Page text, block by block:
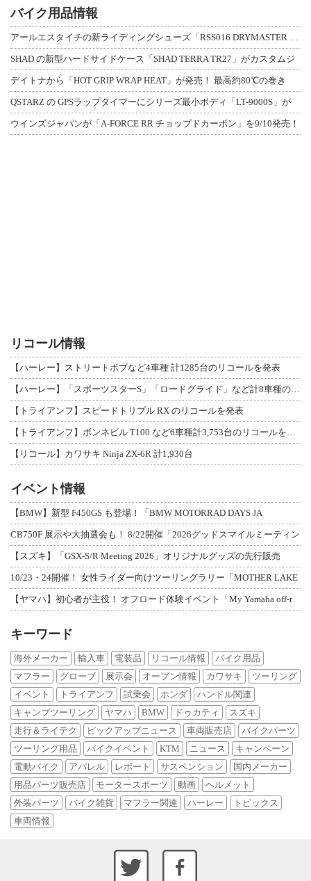
バイク用品情報
SHAD の新型ハードサイドケース「SHAD TERRA TR27」がカスタムジ
デイトナから「HOT GRIP WRAP HEAT」が発売！ 最高約80℃の巻き
QSTARZ の GPSラップタイマーにシリーズ最小ボディ「LT-9000S」が
ウインズジャパンが「A-FORCE RR チョップドカーボン」を9/10発売！
リコール情報
【ハーレー】ストリートボブなど4車種 計1285台のリコールを発表
【トライアンフ】スピードトリプル RX のリコールを発表
【リコール】カワサキ Ninja ZX-6R 計1,930台
イベント情報
【BMW】新型 F450GS も登場！「BMW MOTORRAD DAYS JA
CB750F 展示や大抽選会も！ 8/22開催「2026グッドスマイルミーティン
【スズキ】「GSX-S/R Meeting 2026」オリジナルグッズの先行販売
10/23・24開催！ 女性ライダー向けツーリングラリー「MOTHER LAKE
【ヤマハ】初心者が主役！ オフロード体験イベント「My Yamaha off-r
キーワード
海外メーカー 輸入車 電装品 リコール情報
バイク用品
マフラー
グローブ 展示会 オープン情報 カワサキ
ツーリング
イベント
トライアンフ 試乗会 ホンダ
ハンドル関連
キャンプツーリング
ヤマハ BMW ドゥカティ
スズキ
走行＆ライテク
ピックアップニュース 車両販売店
バイクパーツ
ツーリング用品
バイクイベント KTM ニュース
キャンペーン
電動バイク
アパレル レポート サスペンション
国内メーカー
用品パーツ販売店
モータースポーツ 動画
ヘルメット
外装パーツ
バイク雑貨 マフラー関連 ハーレー
トピックス
車両情報